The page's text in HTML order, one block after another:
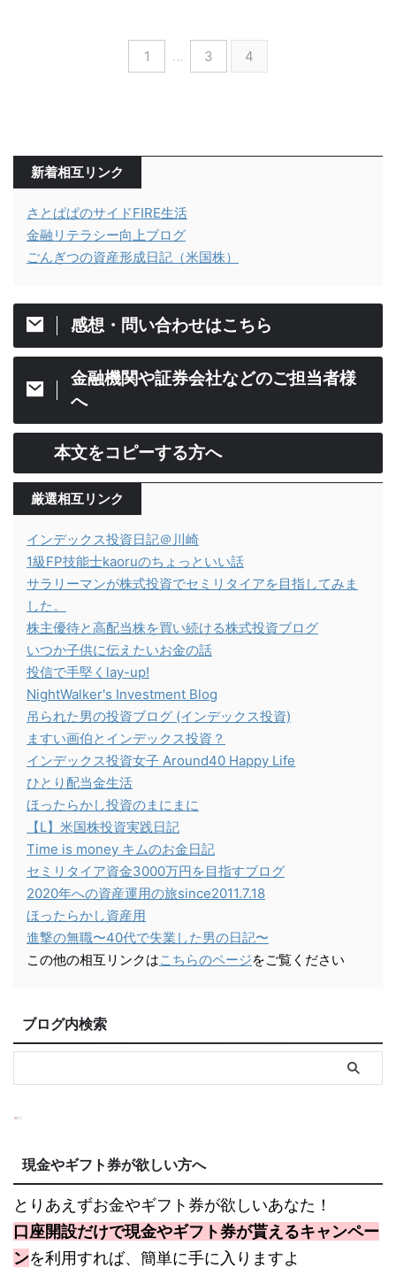
1 … 3 4
新着相互リンク
さとぱぱのサイドFIRE生活
金融リテラシー向上ブログ
ごんぎつの資産形成日記（米国株）
感想・問い合わせはこちら
金融機関や証券会社などのご担当者様
へ
本文をコピーする方へ
厳選相互リンク
インデックス投資日記＠川崎
1級FP技能士kaoruのちょっといい話
サラリーマンが株式投資でセミリタイアを目指してみま
した。
株主優待と高配当株を買い続ける株式投資ブログ
いつか子供に伝えたいお金の話
投信で手堅くlay-up!
NightWalker's Investment Blog
吊られた男の投資ブログ (インデックス投資)
ますい画伯とインデックス投資？
インデックス投資女子 Around40 Happy Life
ひとり配当金生活
ほったらかし投資のまにまに
【L】米国株投資実践日記
Time is money キムのお金日記
セミリタイア資金3000万円を目指すブログ
2020年への資産運用の旅since2011.7.18
ほったらかし資産用
進撃の無職〜40代で失業した男の日記〜
この他の相互リンクはこちらのページをご覧ください
ブログ内検索
現金やギフト券が欲しい方へ
とりあえずお金やギフト券が欲しいあなた！
口座開設だけで現金やギフト券が貰えるキャンペー
ンを利用すれば、簡単に手に入りますよ